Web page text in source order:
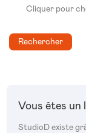
Cliquer pour
Rechercher
Vous êtes un
StudioD existe